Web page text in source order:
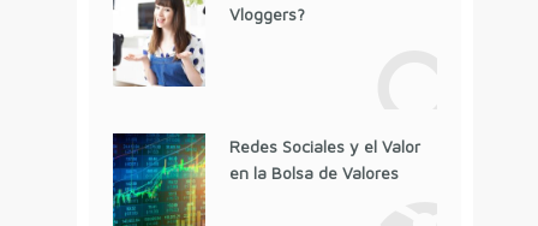
Vloggers?
Redes Sociales y el Valor
en la Bolsa de Valores